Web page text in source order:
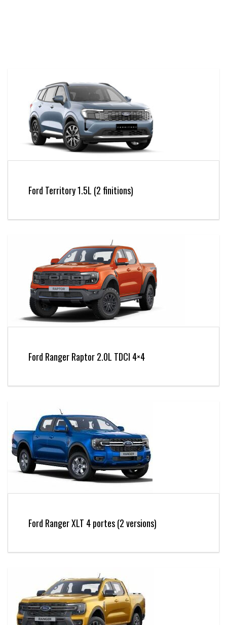
Ford Territory 1.5L (2 finitions)
Ford Ranger Raptor 2.0L TDCI 4×4
Ford Ranger XLT 4 portes (2 versions)